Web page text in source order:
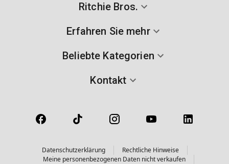
Ritchie Bros.
Erfahren Sie mehr
Beliebte Kategorien
Kontakt
Datenschutzerklärung
Rechtliche Hinweise
Meine personenbezogenen Daten nicht verkaufen